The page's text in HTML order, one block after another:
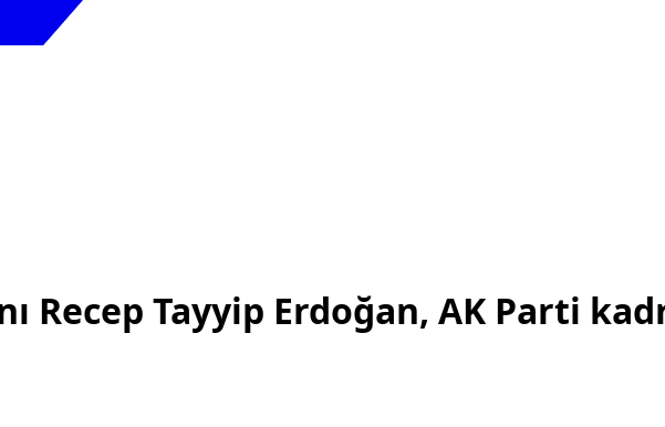
Recep Tayyip Erdoğan, AK Parti